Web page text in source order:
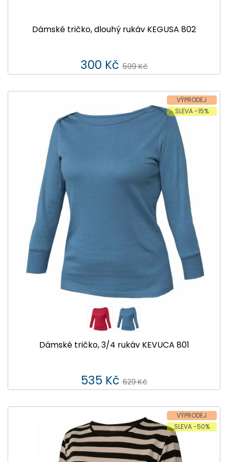
Dámské tričko, dlouhý rukáv KEGUSA 802
300 Kč 599 Kč
VÝPRODEJ
SLEVA -15%
Dámské tričko, 3/4 rukáv KEVUCA 801
535 Kč 629 Kč
VÝPRODEJ
SLEVA -50%